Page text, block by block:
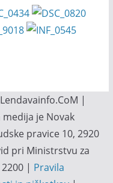
|
je Novak
pravice 10, 2920
pri Ministrstvu za
| Pravila